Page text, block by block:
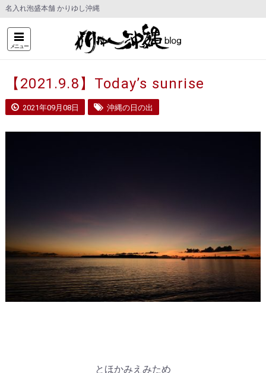
名入れ泡盛本舗 かりゆし沖縄
メニュー
【2021.9.8】Today’s sunrise
2021年09月08日 沖縄の日の出
とほかみえみため